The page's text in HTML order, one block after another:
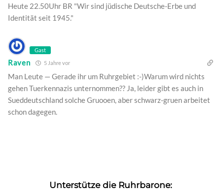
Heute 22.50Uhr BR "Wir sind jüdische Deutsche-Erbe und
Identität seit 1945."
Gast
Raven 5 Jahre vor
Man Leute — Gerade ihr um Ruhrgebiet :-)Warum wird nichts
gehen Tuerkennazis unternommen?? Ja, leider gibt es auch in
Sueddeutschland solche Gruooen, aber schwarz-gruen arbeitet
schon dagegen.
Unterstütze die Ruhrbarone: